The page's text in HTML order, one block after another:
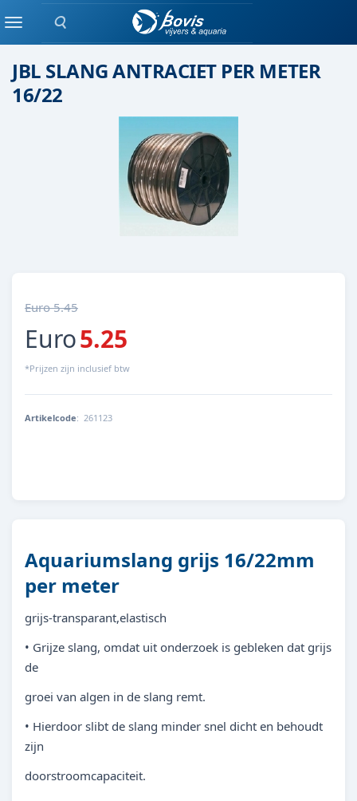
Zoeken
MenuSlang
JBL SLANG ANTRACIET PER METER
16/22
Euro 5.45
Euro5.25
*Prijzen zijn inclusief btw
Artikelcode: 261123
Aquariumslang grijs 16/22mm
per meter
grijs-transparant,elastisch
• Grijze slang, omdat uit onderzoek is gebleken dat grijs
de
groei van algen in de slang remt.
• Hierdoor slibt de slang minder snel dicht en behoudt
zijn
doorstroomcapaciteit.